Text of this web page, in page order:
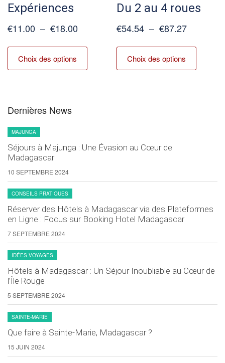
produit
Expériences
€11.00 – €18.00
prix :
Choix des options
Ce
a
être
la
du
produit
Du 2 au 4 roues
€54.54 – €87.27Plage
prix :
Choix des options
Ce
a
la
du
Dernières News
MAJUNGA
Séjours à Majunga : Une Évasion au Cœur de
Madagascar
10 SEPTEMBRE 2024
CONSEILS PRATIQUES
Réserver des Hôtels à Madagascar via des Plateformes
en Ligne : Focus sur Booking Hotel Madagascar
7 SEPTEMBRE 2024
IDÉES VOYAGES
Hôtels à Madagascar : Un Séjour Inoubliable au Cœur de
l’Île Rouge
5 SEPTEMBRE 2024
SAINTE-MARIE
Que faire à Sainte-Marie, Madagascar ?
15 JUIN 2024